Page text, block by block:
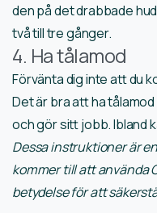
den på det drabbade
två till tre gånger.
4. Ha tålamod
Förvänta dig inte att du
Det är bra att ha
och gör sitt jobb. Ibland
Dessa instruktioner är
kommer till att använda
betydelse för att